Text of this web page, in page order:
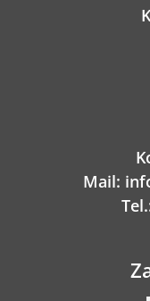
Mail: